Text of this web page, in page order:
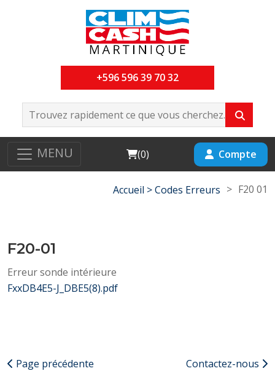
+596 596 39 70 32
MENU Cart
(0) Compte
Accueil >Codes Erreurs > F20 01
F20-01
Erreur sonde intérieure
FxxDB4E5-J_DBE5(8).pdf
Page précédente Contactez-nous